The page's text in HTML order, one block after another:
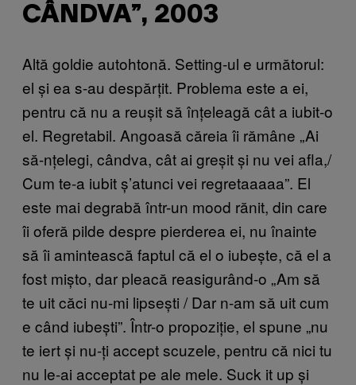
CÂNDVA”, 2003
Altă goldie autohtonă. Setting-ul e următorul:
el și ea s-au despărțit. Problema este a ei,
pentru că nu a reușit să înțeleagă cât a iubit-o
el. Regretabil. Angoasă căreia îi rămâne „Ai
să-nțelegi, cândva, cât ai greșit și nu vei afla,/
Cum te-a iubit ș’atunci vei regretaaaaa”. El
este mai degrabă într-un mood rănit, din care
îi oferă pilde despre pierderea ei, nu înainte
să îi amintească faptul că el o iubește, că el a
fost mișto, dar pleacă reasigurând-o „Am să
te uit căci nu-mi lipsești / Dar n-am să uit cum
e când iubești”. Într-o propoziție, el spune „nu
te iert și nu-ți accept scuzele, pentru că nici tu
nu le-ai acceptat pe ale mele. Suck it up și